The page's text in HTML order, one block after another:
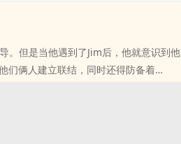
。但是当他遇到了Jim后，他就意识到他
们俩人建立联结，同时还得防备着